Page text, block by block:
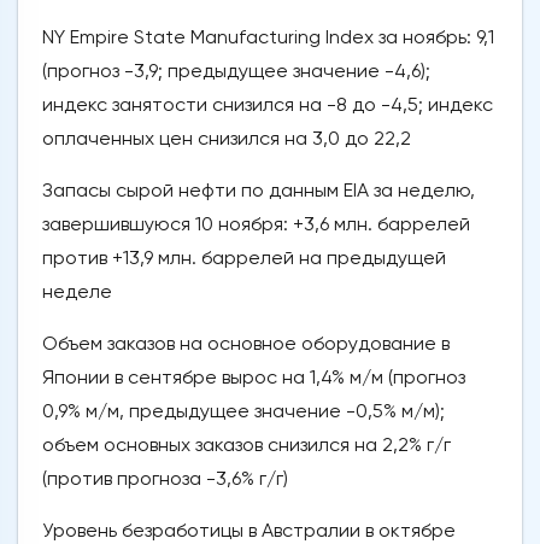
NY Empire State Manufacturing Index за ноябрь: 9,1
(прогноз -3,9; предыдущее значение -4,6);
индекс занятости снизился на -8 до -4,5; индекс
оплаченных цен снизился на 3,0 до 22,2
Запасы сырой нефти по данным EIA за неделю,
завершившуюся 10 ноября: +3,6 млн. баррелей
против +13,9 млн. баррелей на предыдущей
неделе
Объем заказов на основное оборудование в
Японии в сентябре вырос на 1,4% м/м (прогноз
0,9% м/м, предыдущее значение -0,5% м/м);
объем основных заказов снизился на 2,2% г/г
(против прогноза -3,6% г/г)
Уровень безработицы в Австралии в октябре